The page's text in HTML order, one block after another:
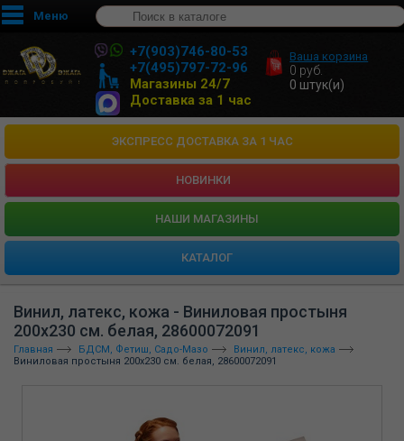
Меню
+7(903)746-80-53
+7(495)797-72-96
Магазины 24/7
Доставка за 1 час
Ваша корзина
0 руб.
0 штук(и)
ЭКСПРЕСС ДОСТАВКА ЗА 1 ЧАС
НОВИНКИ
HАШИ МАГАЗИНЫ
КАТАЛОГ
Винил, латекс, кожа - Виниловая простыня
200х230 см. белая, 28600072091
Главная БДСМ, Фетиш, Садо-Мазо
Винил, латекс, кожа
Виниловая простыня 200х230 см. белая, 28600072091